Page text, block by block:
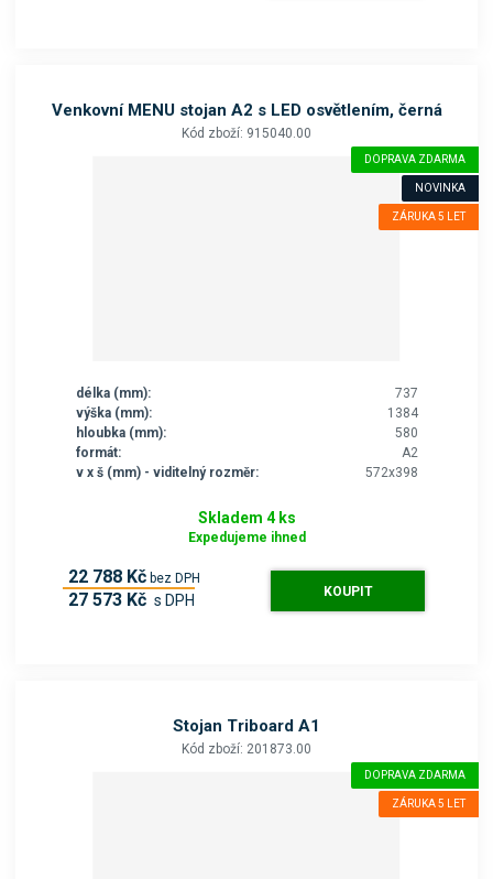
Venkovní MENU stojan A2 s LED osvětlením, černá
Kód zboží: 915040.00
DOPRAVA ZDARMA
NOVINKA
ZÁRUKA 5 LET
délka (mm):
737
výška (mm):
1384
hloubka (mm):
580
formát:
A2
v x š (mm) - viditelný rozměr:
572x398
Skladem 4 ks
Expedujeme ihned
22 788 Kč bez DPH
27 573 Kč s DPH KOUPIT
Stojan Triboard A1
Kód zboží: 201873.00
DOPRAVA ZDARMA
ZÁRUKA 5 LET